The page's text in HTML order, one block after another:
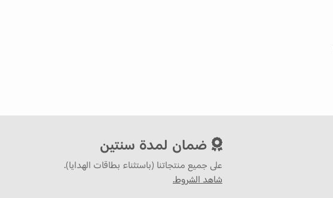
ضمان لمدة سنتين
على جميع منتجاتنا (باستثناء بطاقات الهدايا).
شاهد الشروط.